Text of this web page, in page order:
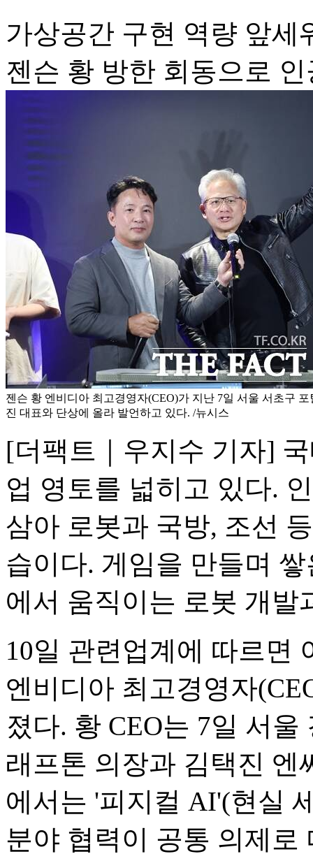
가상공간 구현 역량 앞세
젠슨 황 방한 회동으로
젠슨 황 엔비디아 최고경영자(CEO)가 지난 7일 서울 서초구
진 대표와 단상에 올라 발언하고 있다. /뉴시스
[더팩트｜우지수 기자]
업 영토를 넓히고 있다.
삼아 로봇과 국방, 조선
습이다. 게임을 만들며
에서 움직이는 로봇 개발
10일 관련업계에 따르면
엔비디아 최고경영자
졌다. 황 CEO는 7일 서
래프톤 의장과 김택진 엔
에서는 '피지컬 AI'(현실
분야 협력이 공통 의제로